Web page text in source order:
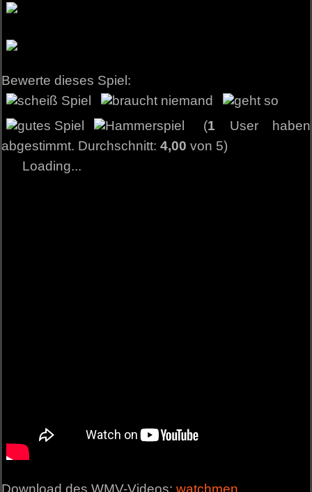
Bewerte dieses Spiel:
(1 User haben
abgestimmt. Durchschnitt:4,00 von 5)
Loading...
Download des WMV-Videos:watchmen